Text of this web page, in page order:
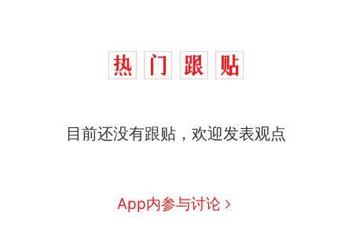
目前还没有跟贴，欢迎发表观点
App内参与讨论